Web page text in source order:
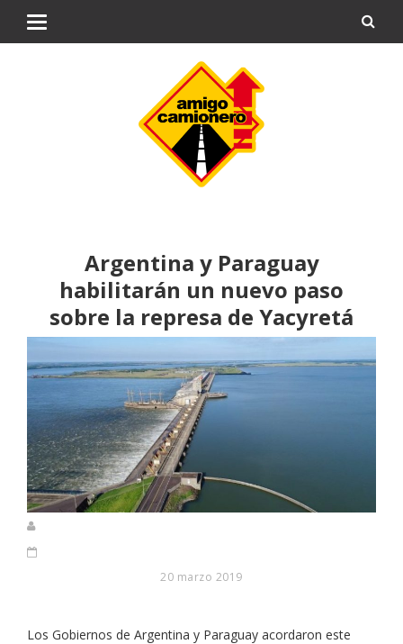
Argentina y Paraguay
habilitarán un nuevo paso
sobre la represa de Yacyretá
20 marzo 2019
Los Gobiernos de Argentina y Paraguay acordaron este